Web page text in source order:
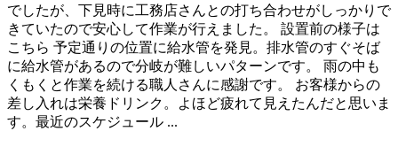
でしたが、下見時に工務店さんとの打ち合わせがしっかりで
きていたので安心して作業が行えました。 設置前の様子は
こちら 予定通りの位置に給水管を発見。排水管のすぐそば
に給水管があるので分岐が難しいパターンです。 雨の中も
くもくと作業を続ける職人さんに感謝です。 お客様からの
差し入れは栄養ドリンク。よほど疲れて見えたんだと思いま
す。最近のスケジュール ...